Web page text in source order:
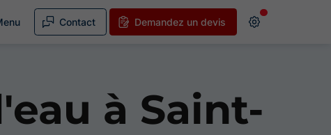
Contact Demandez un devis
à Saint-